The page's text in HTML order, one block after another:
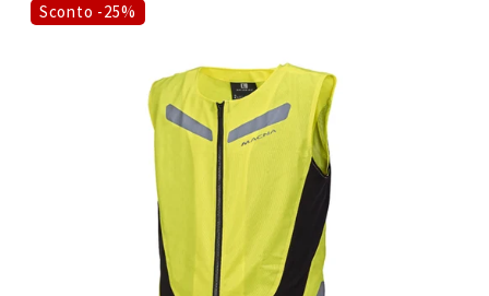
Sconto -25%